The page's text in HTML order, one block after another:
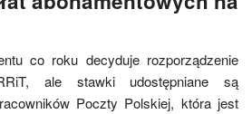
co roku decyduje rozporządzenie
ale stawki udostępniane są
Poczty Polskiej, która jest